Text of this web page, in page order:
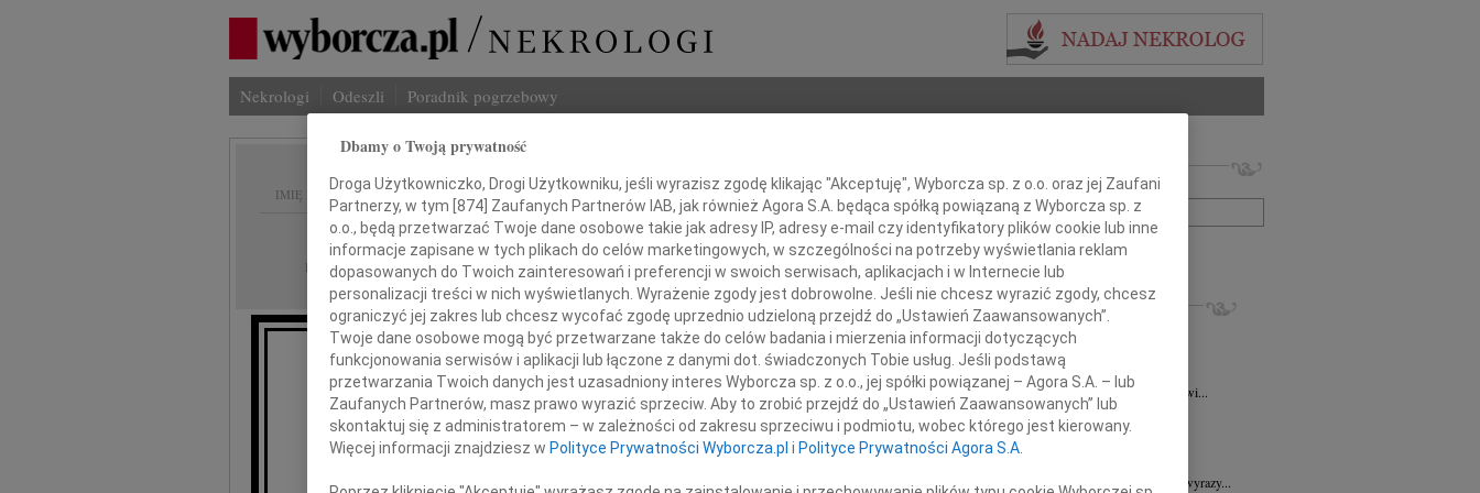
Nekrologi Odeszli Poradnik pogrzebowy
IMIĘ I NAZWISKO:
REGION: Wrocław
DATA EMISJI: 28.08.2023
Komendantowi Straży Miejskiej Wrocławia
Piotrowi Kościelnemu
Imię i nazwisko lub numer ogłoszenia:
+ szukanie zaawansowane
INNE NEKROLOGI
Barbara Korony07.08.2026 Wrocław
Z głębokim żalem i smutkiem przyjęliśmy...
Lucyna Wróbel06.08.2026
Naszemu Przyjacielowi Michałowi Łuczakowi...
06.08.2026
Wrocław
Annie Ciskowskiej wyrazy najgłębszego...
31.07.2026
Panu Sędziemu Januszowi Kaspryszynowi wyrazy...
Dbamy o Twoją prywatność
Droga Użytkowniczko, Drogi Użytkowniku, jeśli wyrazisz zgodę klikając "Akceptuję", Wyborcza sp. z o.o. oraz jej Zaufani
Partnerzy, w tym [874] Zaufanych Partnerów IAB, jak również Agora S.A. będąca spółką powiązaną z Wyborcza sp. z
o.o., będą przetwarzać Twoje dane osobowe takie jak adresy IP, adresy e-mail czy identyfikatory plików cookie lub inne
informacje zapisane w tych plikach do celów marketingowych, w szczególności na potrzeby wyświetlania reklam
dopasowanych do Twoich zainteresowań i preferencji w swoich serwisach, aplikacjach i w Internecie lub
personalizacji treści w nich wyświetlanych. Wyrażenie zgody jest dobrowolne. Jeśli nie chcesz wyrazić zgody, chcesz
ograniczyć jej zakres lub chcesz wycofać zgodę uprzednio udzieloną przejdź do „Ustawień Zaawansowanych”.
Twoje dane osobowe mogą być przetwarzane także do celów badania i mierzenia informacji dotyczących
funkcjonowania serwisów i aplikacji lub łączone z danymi dot. świadczonych Tobie usług. Jeśli podstawą
przetwarzania Twoich danych jest uzasadniony interes Wyborcza sp. z o.o., jej spółki powiązanej – Agora S.A. – lub
Zaufanych Partnerów, masz prawo wyrazić sprzeciw. Aby to zrobić przejdź do „Ustawień Zaawansowanych” lub
skontaktuj się z administratorem – w zależności od zakresu sprzeciwu i podmiotu, wobec którego jest kierowany.
Więcej informacji znajdziesz w Polityce Prywatności Wyborcza.pl i Polityce Prywatności Agora S.A.